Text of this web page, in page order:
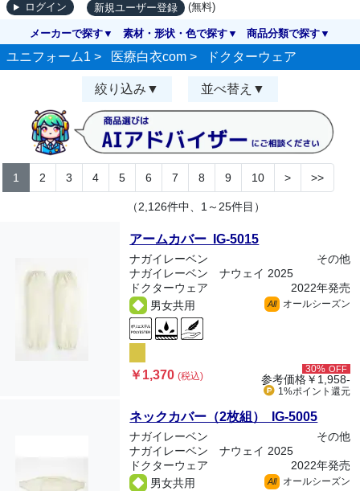
ログイン 新規ユーザー登録 (無料)
メーカーで探す 素材・形状・色で探す 商品分類で探す
ユニフォーム1 > 医療白衣com > ドクターウェア
絞り込み 並べ替え
1 2 3 4 5 6 7 8 9 10 > >>
（2,126件中、1～25件目）
アームカバー IG-5015
ナガイレーベン
その他
ナガイレーベン ナウェイ 2025
ドクターウェア
2022年発売
男女共用
All オールシーズン
￥1,370(税込)
30% OFF
参考価格￥1,958-
1%ポイント 還元
ネックカバー（2枚組） IG-5005
ナガイレーベン
その他
ナガイレーベン ナウェイ 2025
ドクターウェア
2022年発売
男女共用
All オールシーズン